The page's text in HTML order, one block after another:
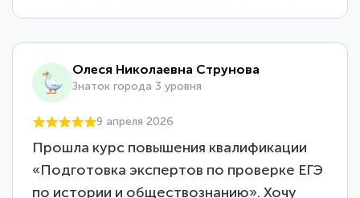
Олеся Николаевна Струнова
Знаток города 3 уровня
9 апреля 2026
Прошла курс повышения квалификации
«Подготовка экспертов по проверке ЕГЭ
по истории и обществознанию». Хочу